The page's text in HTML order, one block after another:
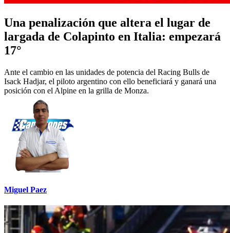
Una penalización que altera el lugar de
largada de Colapinto en Italia: empezará
17°
Ante el cambio en las unidades de potencia del Racing Bulls de
Isack Hadjar, el piloto argentino con ello beneficiará y ganará una
posición con el Alpine en la grilla de Monza.
Miguel Paez